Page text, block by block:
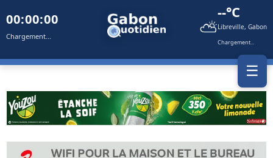
00:00:00
Chargement... ⛅
--°C
Libreville, Gabon
Chargement...
☰